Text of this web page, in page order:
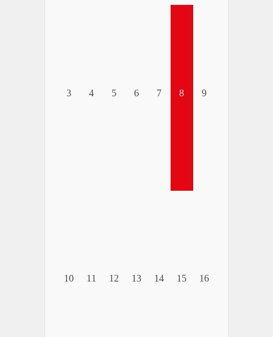
3 4 5 6 7 8 9
10 11 12 13 14 15 16